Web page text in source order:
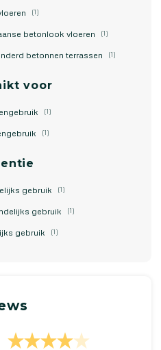
(1)
betonlook vloeren (1)
betonnen terrassen (1)
voor
(1)
(1)
gebruik (1)
gebruik (1)
gebruik (1)